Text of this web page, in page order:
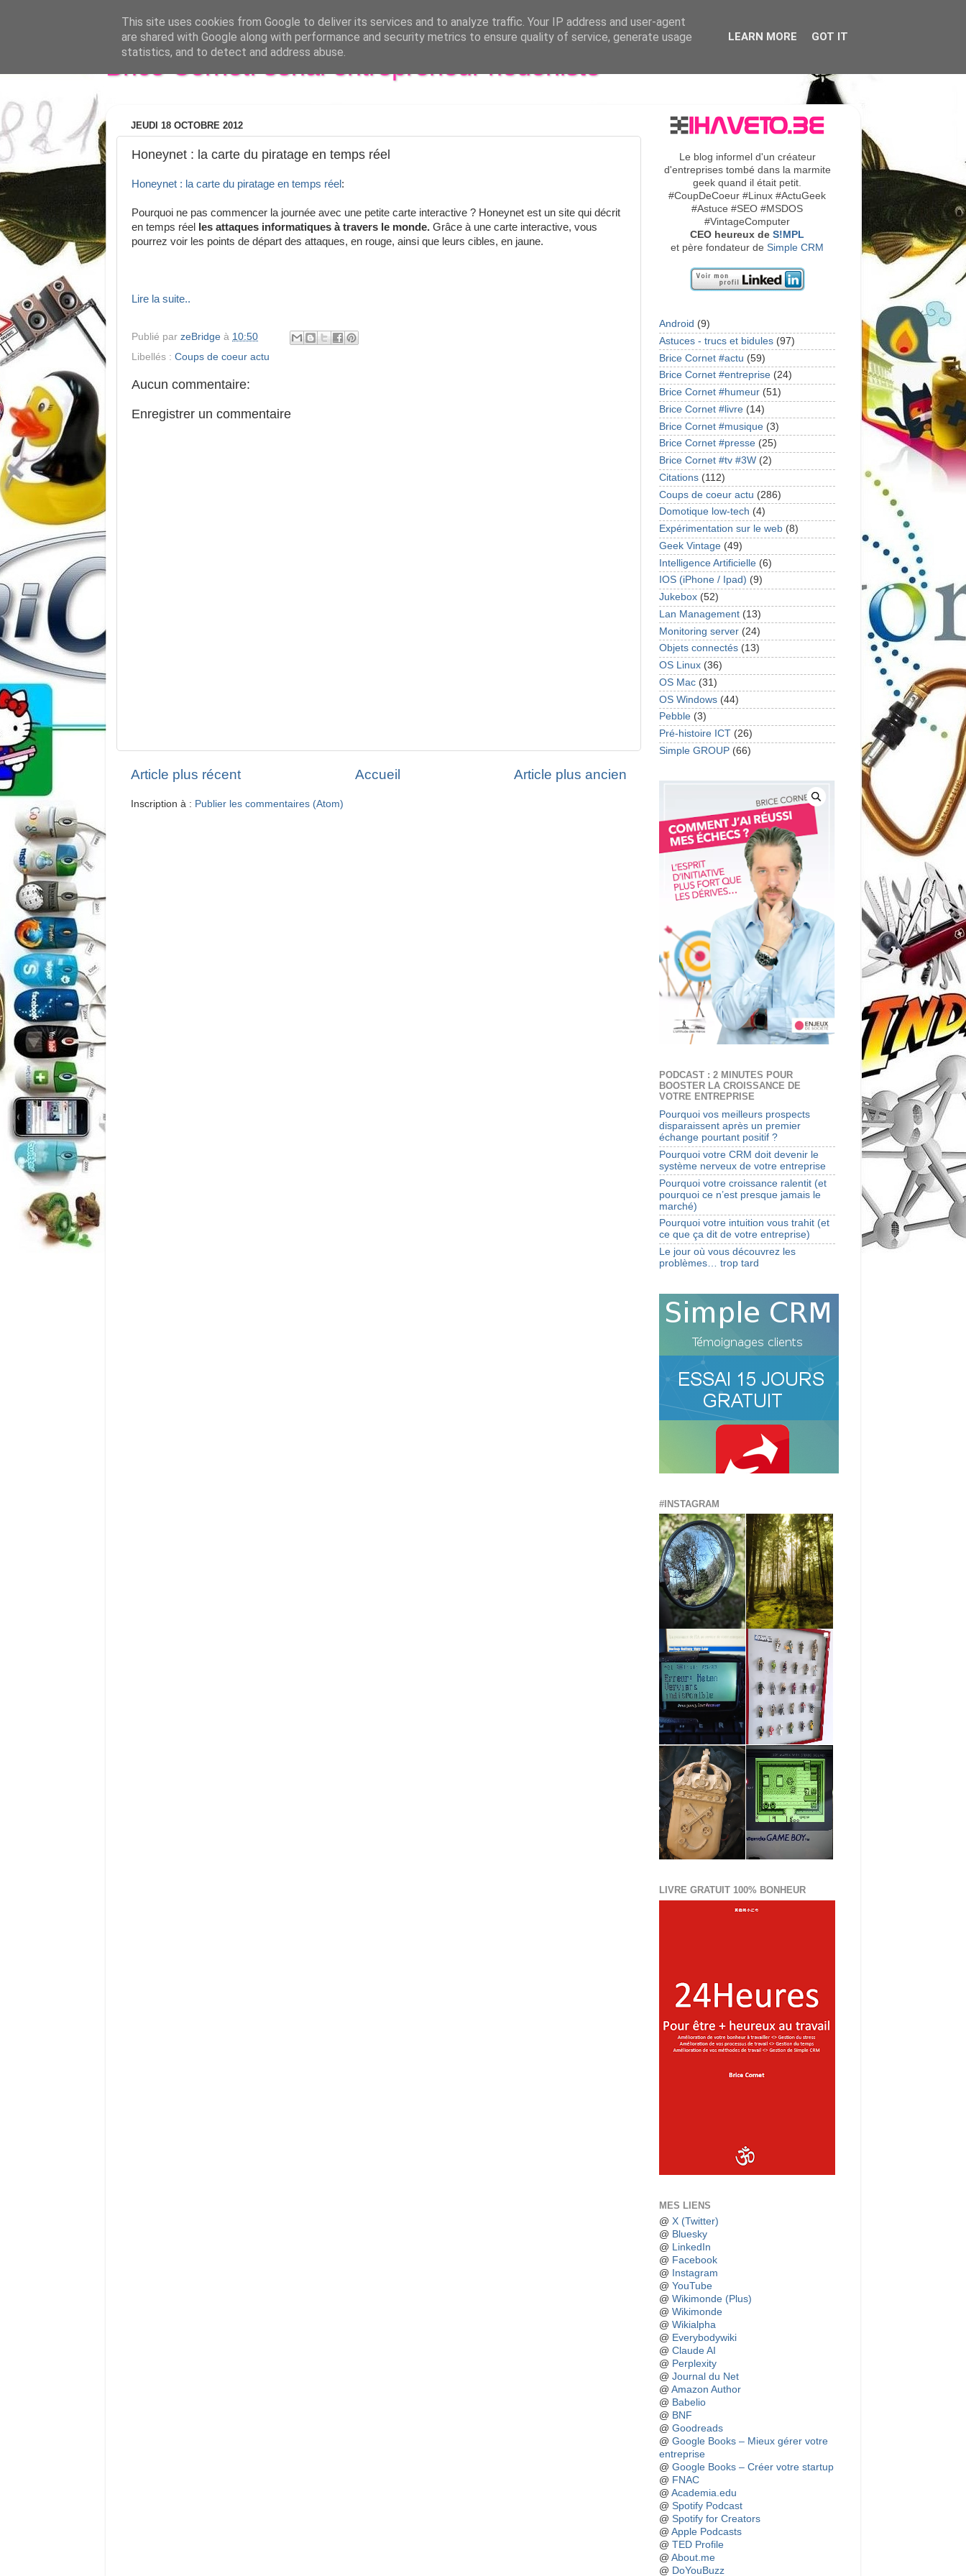
Brice Cornet: serial entrepreneur hédoniste
JEUDI 18 OCTOBRE 2012
Honeynet : la carte du piratage en temps réel
Honeynet : la carte du piratage en temps réel :
Pourquoi ne pas commencer la journée avec une petite carte interactive ? Honeynet est un site qui décrit
en temps réel
les attaques informatiques à travers le monde. Grâce à une carte interactive, vous
pourrez voir les points de départ des attaques, en rouge, ainsi que leurs cibles, en jaune.
Lire la suite..
Publié par zeBridge à 10:50
Libellés : Coups de coeur actu
Aucun commentaire:
Enregistrer un commentaire
Article plus récent Article plus ancien
Accueil
Inscription à : Publier les commentaires (Atom)
Le blog informel d'un créateur
d'entreprises tombé dans la marmite
geek quand il était petit.
#CoupDeCoeur #Linux #ActuGeek
#Astuce #SEO #MSDOS
#VintageComputer
CEO heureux de S!MPL
et père fondateur de Simple CRM
Android (9)
Astuces - trucs et bidules (97)
Brice Cornet #actu (59)
Brice Cornet #entreprise (24)
Brice Cornet #humeur (51)
Brice Cornet #livre (14)
Brice Cornet #musique (3)
Brice Cornet #presse (25)
Brice Cornet #tv #3W (2)
Citations (112)
Coups de coeur actu (286)
Domotique low-tech (4)
Expérimentation sur le web (8)
Geek Vintage (49)
Intelligence Artificielle (6)
IOS (iPhone / Ipad) (9)
Jukebox (52)
Lan Management (13)
Monitoring server (24)
Objets connectés (13)
OS Linux (36)
OS Mac (31)
OS Windows (44)
Pebble (3)
Pré-histoire ICT (26)
Simple GROUP (66)
PODCAST : 2 MINUTES POUR
BOOSTER LA CROISSANCE DE
VOTRE ENTREPRISE
Pourquoi vos meilleurs prospects
disparaissent après un premier
échange pourtant positif ?
Pourquoi votre CRM doit devenir le
système nerveux de votre entreprise
Pourquoi votre croissance ralentit (et
pourquoi ce n’est presque jamais le
marché)
Pourquoi votre intuition vous trahit (et
ce que ça dit de votre entreprise)
Le jour où vous découvrez les
problèmes… trop tard
#INSTAGRAM
LIVRE GRATUIT 100% BONHEUR
MES LIENS
@ X (Twitter)
@ Bluesky
@ LinkedIn
@ Facebook
@
Instagram
@ YouTube
@ Wikimonde (Plus)
@ Wikimonde
@ Wikialpha
@ Everybodywiki
@ Claude AI
@ Perplexity
@ Journal du Net
@ Amazon Author
@ Babelio
@ BNF
@ Goodreads
@ Google Books – Mieux gérer votre
entreprise
@ Google Books – Créer votre startup
@ FNAC
@ Academia.edu
@ Spotify Podcast
@ Spotify for Creators
@ Apple Podcasts
@ TED Profile
@ About.me
@ DoYouBuzz
This site uses cookies from Google to deliver its services and to analyze traffic. Your IP address and user-agent
are shared with Google along with performance and security metrics to ensure quality of service, generate usage
statistics, and to detect and address abuse.
LEARN MORE GOT IT